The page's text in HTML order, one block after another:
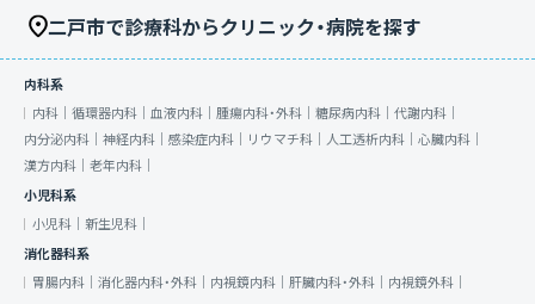
二戸市で診療科からクリニック・病院を探す
内科系
内科｜ 循環器内科｜ 血液内科｜ 腫瘍内科・外科｜ 糖尿病内科｜ 代謝内科｜
内分泌内科｜ 神経内科｜ 感染症内科｜ リウマチ科｜ 人工透析内科｜ 心臓内科｜
漢方内科｜ 老年内科｜
小児科系
小児科｜ 新生児科｜
消化器科系
胃腸内科｜ 消化器内科・外科｜ 内視鏡内科｜ 肝臓内科・外科｜ 内視鏡外科｜